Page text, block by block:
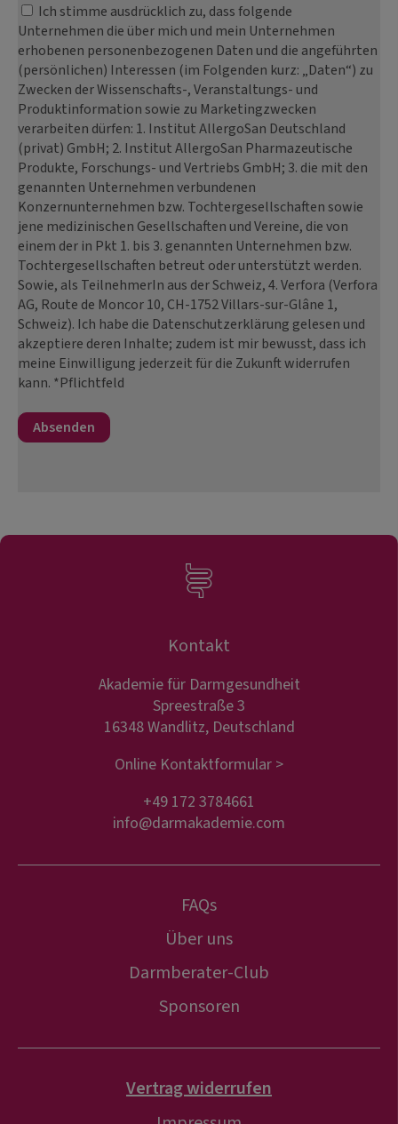
Ich stimme ausdrücklich zu, dass folgende
Unternehmen die über mich und mein Unternehmen
erhobenen personenbezogenen Daten und die angeführten
(persönlichen) Interessen (im Folgenden kurz: „Daten“) zu
Zwecken der Wissenschafts-, Veranstaltungs- und
Produktinformation sowie zu Marketingzwecken
verarbeiten dürfen: 1. Institut AllergoSan Deutschland
(privat) GmbH; 2. Institut AllergoSan Pharmazeutische
Produkte, Forschungs- und Vertriebs GmbH; 3. die mit den
genannten Unternehmen verbundenen
Konzernunternehmen bzw. Tochtergesellschaften sowie
jene medizinischen Gesellschaften und Vereine, die von
einem der in Pkt 1. bis 3. genannten Unternehmen bzw.
Tochtergesellschaften betreut oder unterstützt werden.
Sowie, als TeilnehmerIn aus der Schweiz, 4. Verfora (Verfora
AG, Route de Moncor 10, CH-1752 Villars-sur-Glâne 1,
Schweiz). Ich habe die Datenschutzerklärung gelesen und
akzeptiere deren Inhalte; zudem ist mir bewusst, dass ich
meine Einwilligung jederzeit für die Zukunft widerrufen
kann. *Pflichtfeld
Kontakt
Akademie für Darmgesundheit
Spreestraße 3
16348 Wandlitz, Deutschland
Online Kontaktformular >
+49 172 3784661
info@darmakademie.com
FAQs
Über uns
Darmberater-Club
Sponsoren
Vertrag widerrufen